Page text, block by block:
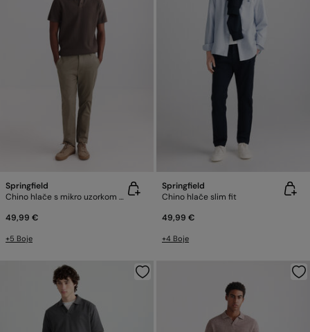
Springfield
Chino hlače s mikro uzorkom slim fit
49,99 €
+5 Boje
Springfield
Chino hlače slim fit
49,99 €
+4 Boje